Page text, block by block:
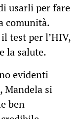
usarli per fare
comunità.
test per l’HIV,
la salute.
evidenti
Mandela si
ben